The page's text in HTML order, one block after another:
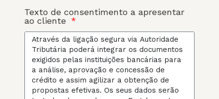
Texto de consentimento a apresentar
ao cliente